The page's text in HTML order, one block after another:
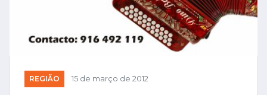
REGIÃO 15 de março de 2012